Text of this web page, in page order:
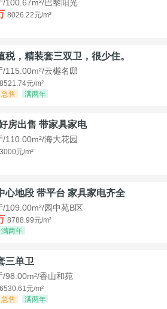
/100.67m²/巴黎阳光
8026.22元/m²
税，精装套三双卫，很少住。
/115.00m²/云樾名邸
8521.74元/m²
急售 满两年
房出售 带家具家电
/110.00m²/海大花园
3000元/m²
心地段 带平台 家具家电齐全
/109.00m²/园中苑B区
8788.99元/m²
满两年
三单卫
/98.00m²/香山和苑
6530.61元/m²
急售 满两年